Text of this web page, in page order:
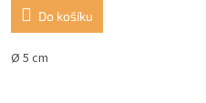
Do košíku
Ø 5 cm